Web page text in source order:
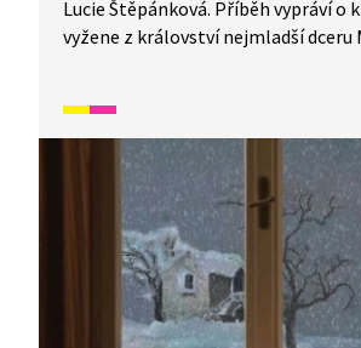
Lucie Štěpánková. Příběh vypráví o
vyžene z království nejmladší dceru
důležitá, a svého činu lituje.